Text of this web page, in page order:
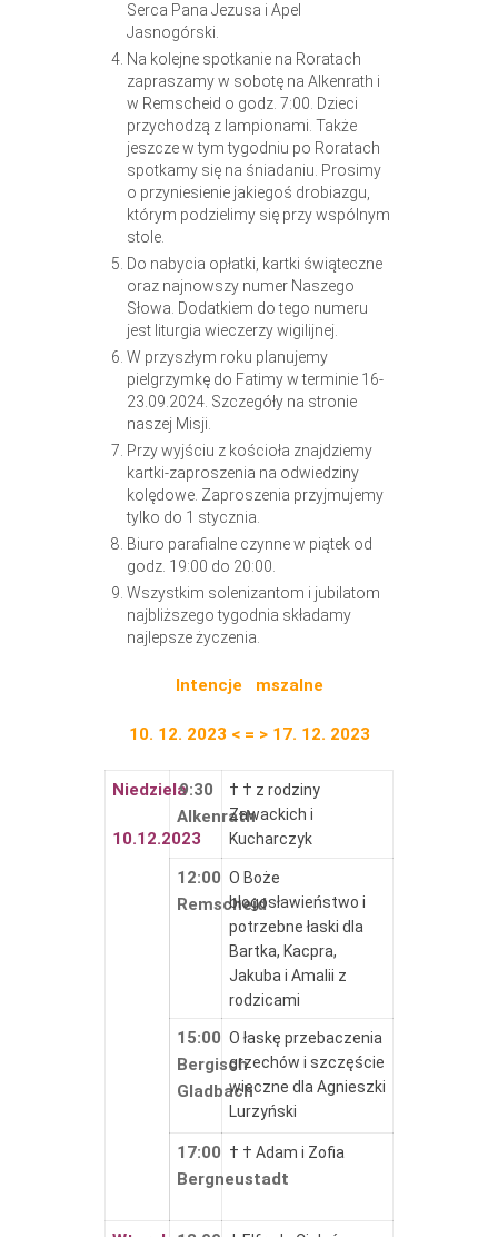
Serca Pana Jezusa i Apel
Jasnogórski.
Na kolejne spotkanie na Roratach
zapraszamy w sobotę na Alkenrath i
w Remscheid o godz. 7:00. Dzieci
przychodzą z lampionami. Także
jeszcze w tym tygodniu po Roratach
spotkamy się na śniadaniu. Prosimy
o przyniesienie jakiegoś drobiazgu,
którym podzielimy się przy wspólnym
stole.
Do nabycia opłatki, kartki świąteczne
oraz najnowszy numer Naszego
Słowa. Dodatkiem do tego numeru
jest liturgia wieczerzy wigilijnej.
W przyszłym roku planujemy
pielgrzymkę do Fatimy w terminie 16-
23.09.2024. Szczegóły na stronie
naszej Misji.
Przy wyjściu z kościoła znajdziemy
kartki-zaproszenia na odwiedziny
kolędowe. Zaproszenia przyjmujemy
tylko do 1 stycznia.
Biuro parafialne czynne w piątek od
godz. 19:00 do 20:00.
Wszystkim solenizantom i jubilatom
najbliższego tygodnia składamy
najlepsze życzenia.
Intencje mszalne
10. 12. 2023 < = > 17. 12. 2023
Niedziela
10.12.2023
9:30
Alkenrath
† † z rodziny
Zawackich i
Kucharczyk
12:00
Remscheid
O Boże
błogosławieństwo i
potrzebne łaski dla
Bartka, Kacpra,
Jakuba i Amalii z
rodzicami
15:00
Bergisch
Gladbach
O łaskę przebaczenia
grzechów i szczęście
wieczne dla Agnieszki
Lurzyński
17:00
Bergneustadt
† † Adam i Zofia